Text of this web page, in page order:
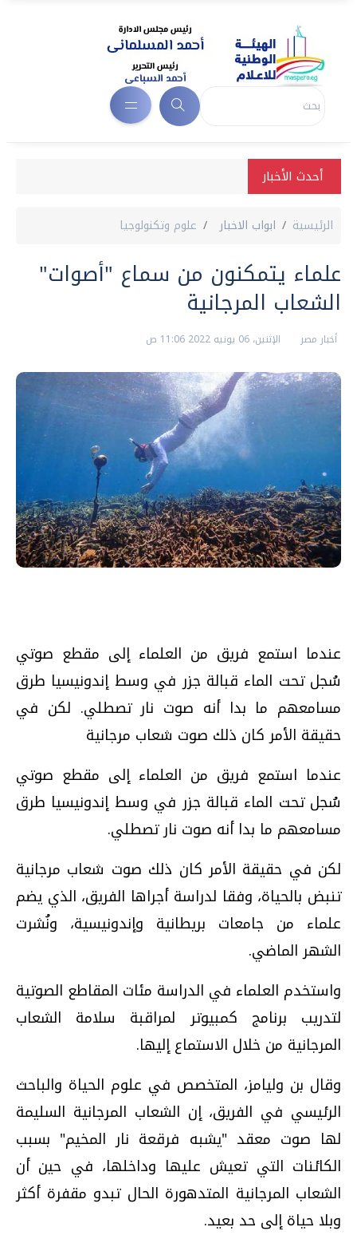
أحدث الأخبار
الرئيسية ابواب الاخبار علوم وتكنولوجيا
علماء يتمكنون من سماع "أصوات"
الشعاب المرجانية
أخبار مصر الإثنين، 06 يونيه 2022 11:06 ص
عندما استمع فريق من العلماء إلى مقطع صوتي
سُجل تحت الماء قبالة جزر في وسط إندونيسيا طرق
مسامعهم ما بدا أنه صوت نار تصطلي. لكن في
حقيقة الأمر كان ذلك صوت شعاب مرجانية
عندما استمع فريق من العلماء إلى مقطع صوتي
سُجل تحت الماء قبالة جزر في وسط إندونيسيا طرق
مسامعهم ما بدا أنه صوت نار تصطلي.
لكن في حقيقة الأمر كان ذلك صوت شعاب مرجانية
تنبض بالحياة، وفقا لدراسة أجراها الفريق، الذي يضم
علماء من جامعات بريطانية وإندونيسية، ونُشرت
الشهر الماضي.
واستخدم العلماء في الدراسة مئات المقاطع الصوتية
لتدريب برنامج كمبيوتر لمراقبة سلامة الشعاب
المرجانية من خلال الاستماع إليها.
وقال بن وليامز، المتخصص في علوم الحياة والباحث
الرئيسي في الفريق، إن الشعاب المرجانية السليمة
لها صوت معقد "يشبه فرقعة نار المخيم" بسبب
الكائنات التي تعيش عليها وداخلها، في حين أن
الشعاب المرجانية المتدهورة الحال تبدو مقفرة أكثر
وبلا حياة إلى حد بعيد.